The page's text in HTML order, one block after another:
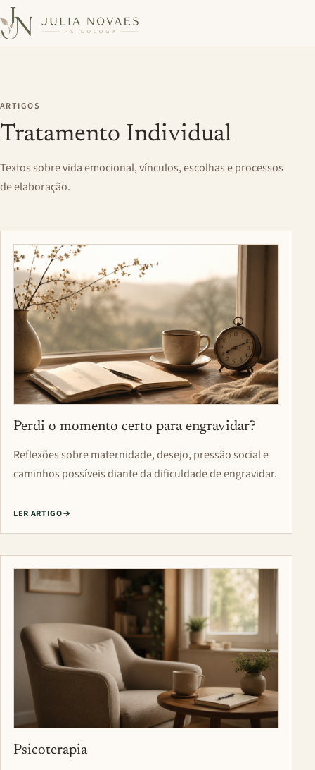
ARTIGOS
Tratamento Individual
Textos sobre vida emocional, vínculos, escolhas e processos
de elaboração.
Perdi o momento certo para engravidar?
Reflexões sobre maternidade, desejo, pressão social e
caminhos possíveis diante da dificuldade de engravidar.
LER ARTIGO→
Psicoterapia